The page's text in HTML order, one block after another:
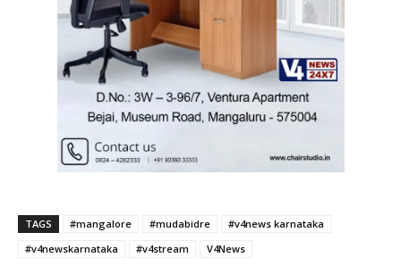
TAGS #mangalore #mudabidre
#v4news karnataka
#v4newskarnataka
#v4stream V4News